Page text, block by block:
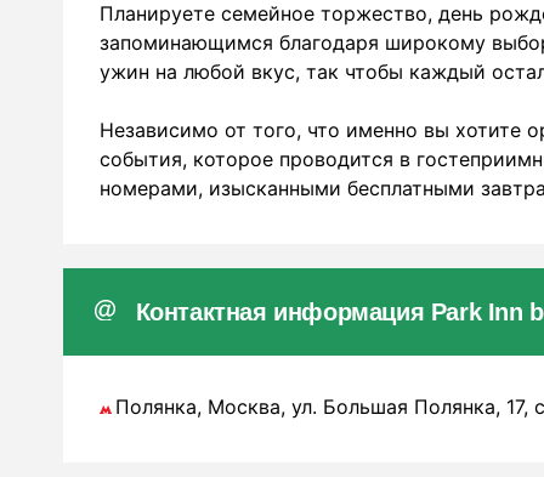
Планируете семейное торжество, день
запоминающимся благодаря широкому
ужин на любой вкус, так чтобы каждый
Независимо от того, что именно вы хотите
события, которое проводится в
номерами, изысканными бесплатными
Контактная информация Park Inn
Полянка, Москва, ул. Большая Полянка, 17,